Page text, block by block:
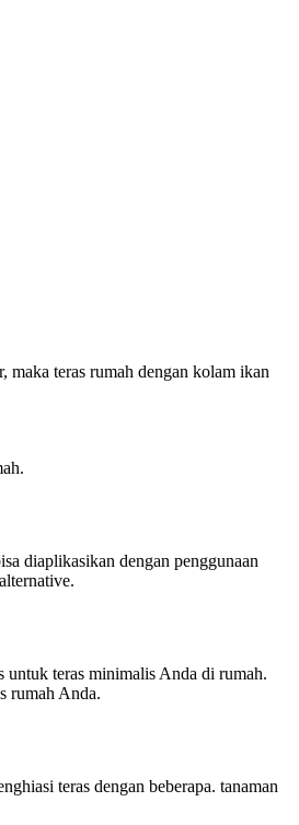
maka teras rumah dengan kolam ikan
diaplikasikan dengan penggunaan
untuk teras minimalis Anda di rumah.
rumah Anda.
teras dengan beberapa. tanaman